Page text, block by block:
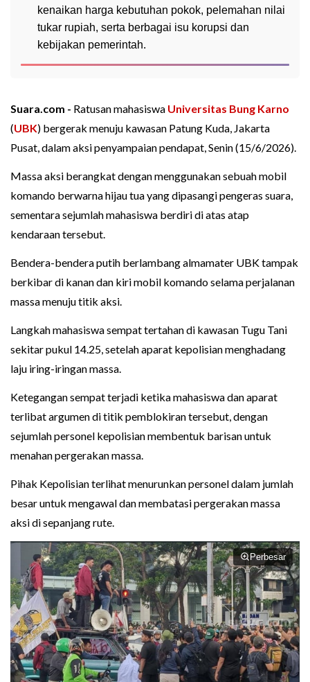
kenaikan harga kebutuhan pokok, pelemahan nilai
tukar rupiah, serta berbagai isu korupsi dan
kebijakan pemerintah.
Suara.com - Ratusan mahasiswa Universitas Bung Karno
(UBK) bergerak menuju kawasan Patung Kuda, Jakarta
Pusat, dalam aksi penyampaian pendapat, Senin (15/6/2026).
Massa aksi berangkat dengan menggunakan sebuah mobil
komando berwarna hijau tua yang dipasangi pengeras suara,
sementara sejumlah mahasiswa berdiri di atas atap
kendaraan tersebut.
Bendera-bendera putih berlambang almamater UBK tampak
berkibar di kanan dan kiri mobil komando selama perjalanan
massa menuju titik aksi.
Langkah mahasiswa sempat tertahan di kawasan Tugu Tani
sekitar pukul 14.25, setelah aparat kepolisian menghadang
laju iring-iringan massa.
Ketegangan sempat terjadi ketika mahasiswa dan aparat
terlibat argumen di titik pemblokiran tersebut, dengan
sejumlah personel kepolisian membentuk barisan untuk
menahan pergerakan massa.
Pihak Kepolisian terlihat menurunkan personel dalam jumlah
besar untuk mengawal dan membatasi pergerakan massa
aksi di sepanjang rute.
Perbesar